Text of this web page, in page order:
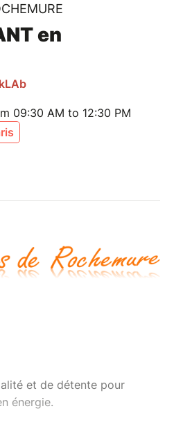
en
09:30 AM to 12:30 PM
et de détente pour
énergie.